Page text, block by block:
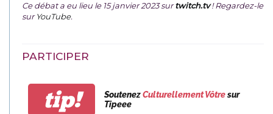
Ce débat a eu lieu le 15 janvier 2023 surtwitch.tv ! Regardez-le
surYouTube.
PARTICIPER
tip! SoutenezCulturellement Vôtresur
Tipeee